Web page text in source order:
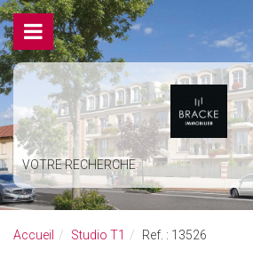
VOTRE RECHERCHE
Accueil Studio T1 Ref. : 13526